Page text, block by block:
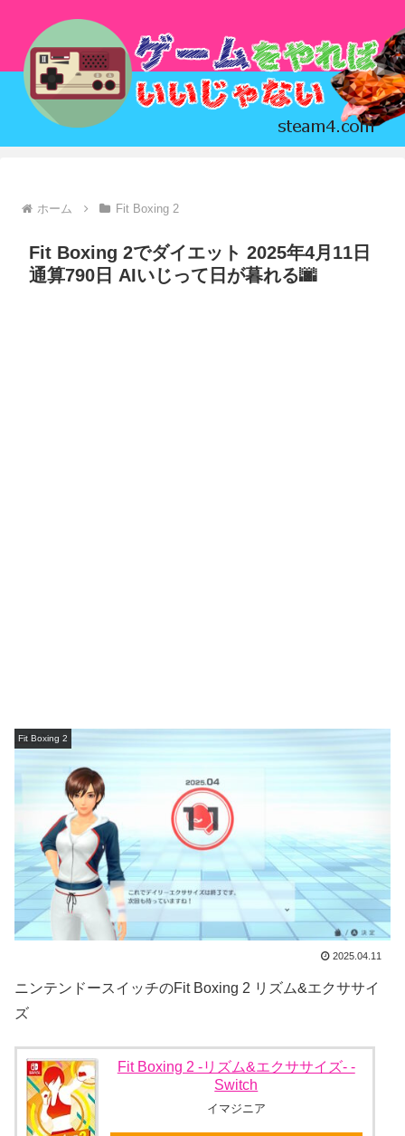
ホーム Fit Boxing 2
Fit Boxing 2でダイエット 2025年4月11日
通算790日 AIいじって日が暮れる🌆
Fit Boxing 2
2025.04.11
ニンテンドースイッチのFit Boxing 2 リズム&エクササイ
ズ
Fit Boxing 2 -リズム&エクササイズ- -
Switch
イマジニア